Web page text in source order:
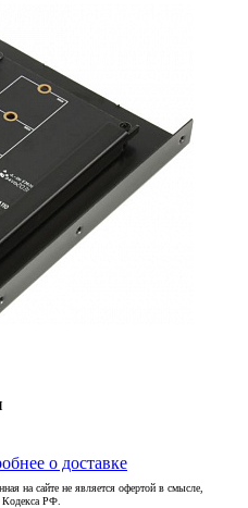
о доставке
на сайте не является офертой в смысле,
Кодекса РФ.